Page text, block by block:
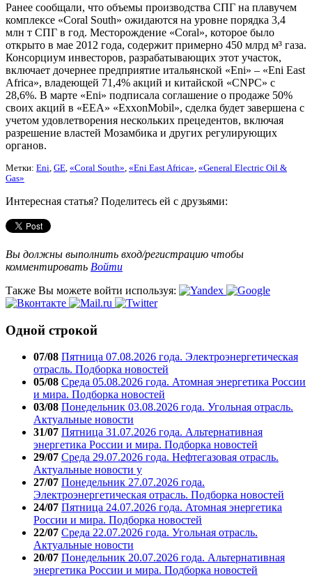
Ранее сообщали, что объемы производства СПГ на плавучем
комплексе «Coral South» ожидаются на уровне порядка 3,4
млн т СПГ в год. Месторождение «Coral», которое было
открыто в мае 2012 года, содержит примерно 450 млрд м³ газа.
Консорциум инвесторов, разрабатывающих этот участок,
включает дочернее предприятие итальянской «Eni» – «Eni East
Africa», владеющей 71,4% акций и китайской «CNPC» с
28,6%. В марте «Eni» подписала соглашение о продаже 50%
своих акций в «EEA» «ExxonMobil», сделка будет завершена с
учетом удовлетворения нескольких прецедентов, включая
разрешение властей Мозамбика и других регулирующих
органов.
Метки: Eni, GE, «Coral South», «Eni East Africa», «General Electric Oil &
Gas»
Интересная статья? Поделитесь ей с друзьями:
Вы должны выполнить вход/регистрацию чтобы
комментировать Войти
Также Вы можете войти используя:
Одной строкой
07/08 Пятница 07.08.2026 года. Электроэнергетическая
отрасль. Подборка новостей
05/08 Среда 05.08.2026 года. Атомная энергетика России
и мира. Подборка новостей
03/08 Понедельник 03.08.2026 года. Угольная отрасль.
Актуальные новости
31/07 Пятница 31.07.2026 года. Альтернативная
энергетика России и мира. Подборка новостей
29/07 Среда 29.07.2026 года. Нефтегазовая отрасль.
Актуальные новости у
27/07 Понедельник 27.07.2026 года.
Электроэнергетическая отрасль. Подборка новостей
24/07 Пятница 24.07.2026 года. Атомная энергетика
России и мира. Подборка новостей
22/07 Среда 22.07.2026 года. Угольная отрасль.
Актуальные новости
20/07 Понедельник 20.07.2026 года. Альтернативная
энергетика России и мира. Подборка новостей